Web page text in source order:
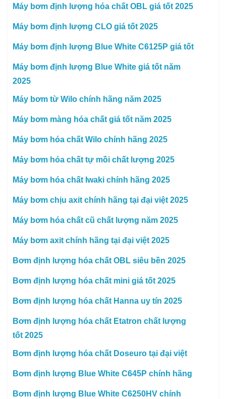
Máy bơm định lượng hóa chất OBL giá tốt 2025
Máy bơm định lượng CLO giá tốt 2025
Máy bơm định lượng Blue White C6125P giá tốt
Máy bơm định lượng Blue White giá tốt năm
2025
Máy bơm từ Wilo chính hãng năm 2025
Máy bơm màng hóa chất giá tốt năm 2025
Máy bơm hóa chất Wilo chính hãng 2025
Máy bơm hóa chất tự mồi chất lượng 2025
Máy bơm hóa chất Iwaki chính hãng 2025
Máy bơm chịu axit chính hãng tại đại việt 2025
Máy bơm hóa chất cũ chất lượng năm 2025
Máy bơm axit chính hãng tại đại việt 2025
Bơm định lượng hóa chất OBL siêu bền 2025
Bơm định lượng hóa chất mini giá tốt 2025
Bơm định lượng hóa chất Hanna uy tín 2025
Bơm định lượng hóa chất Etatron chất lượng
tốt 2025
Bơm định lượng hóa chất Doseuro tại đại việt
Bơm định lượng Blue White C645P chính hãng
Bơm định lượng Blue White C6250HV chính